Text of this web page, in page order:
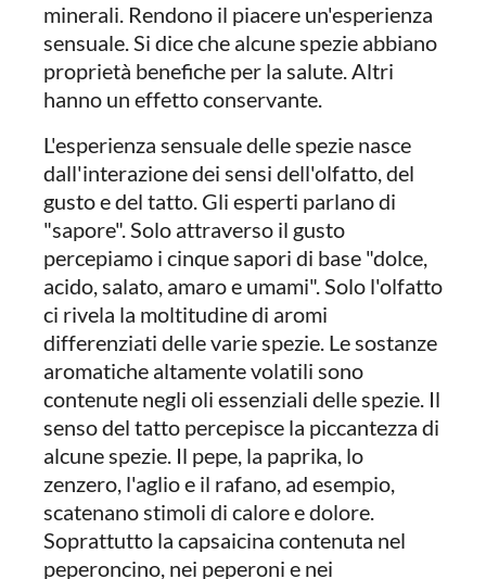
minerali. Rendono il piacere un'esperienza
sensuale. Si dice che alcune spezie abbiano
proprietà benefiche per la salute. Altri
hanno un effetto conservante.
L'esperienza sensuale delle spezie nasce
dall'interazione dei sensi dell'olfatto, del
gusto e del tatto. Gli esperti parlano di
"sapore". Solo attraverso il gusto
percepiamo i cinque sapori di base "dolce,
acido, salato, amaro e umami". Solo l'olfatto
ci rivela la moltitudine di aromi
differenziati delle varie spezie. Le sostanze
aromatiche altamente volatili sono
contenute negli oli essenziali delle spezie. Il
senso del tatto percepisce la piccantezza di
alcune spezie. Il pepe, la paprika, lo
zenzero, l'aglio e il rafano, ad esempio,
scatenano stimoli di calore e dolore.
Soprattutto la capsaicina contenuta nel
peperoncino, nei peperoni e nei